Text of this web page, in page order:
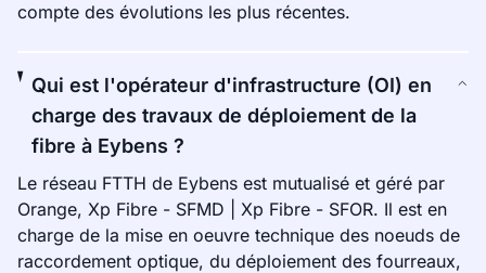
compte des évolutions les plus récentes.
Qui est l'opérateur d'infrastructure (OI) en
charge des travaux de déploiement de la
fibre à Eybens ?
Le réseau FTTH de Eybens est mutualisé et géré par
Orange, Xp Fibre - SFMD | Xp Fibre - SFOR. Il est en
charge de la mise en oeuvre technique des noeuds de
raccordement optique, du déploiement des fourreaux,